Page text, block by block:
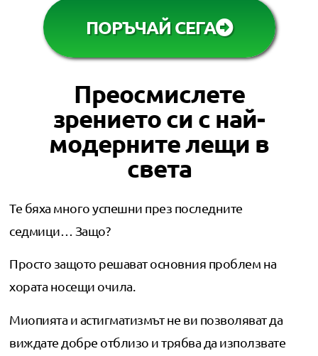
ПОРЪЧАЙ СЕГА
Преосмислете
зрението си с най-
модерните лещи в
света
Те бяха много успешни през последните
седмици… Защо?
Просто защото решават основния проблем на
хората носещи очила.
Миопията и астигматизмът не ви позволяват да
виждате добре отблизо и трябва да използвате